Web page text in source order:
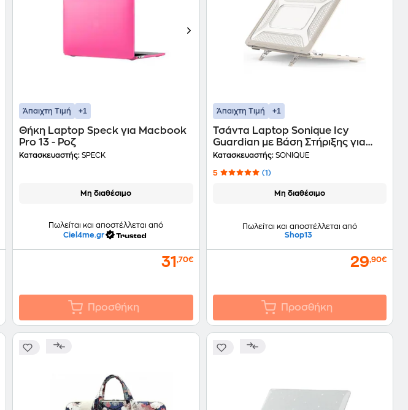
Άπαιχτη Τιμή +1
Θήκη Laptop Speck για Macbook
Pro 13 - Ροζ
Κατασκευαστής: SPECK
Μη διαθέσιμο
Πωλείται και αποστέλλεται από
Ciel4me.gr
31 ,70€
Προσθήκη
Άπαιχτη Τιμή +1
Τσάντα Laptop Sonique Icy
Guardian με Βάση Στήριξης για
Apple MacBook Air 13"
Κατασκευαστής:SONIQUE
5 (1)
Μη διαθέσιμο
Πωλείται και αποστέλλεται από
Shop13
29,90€
Προσθήκη